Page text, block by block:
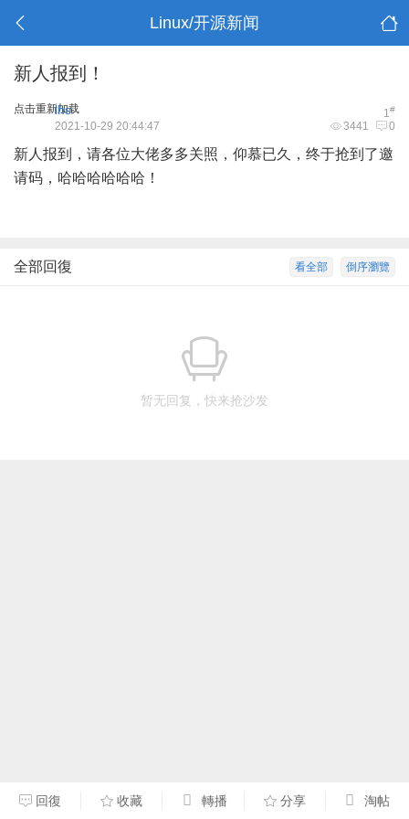
Linux/开源新闻
新人报到！
点击重新加载 1#
lhs
3441 0
2021-10-29 20:44:47
新人报到，请各位大佬多多关照，仰慕已久，终于抢到了邀
请码，哈哈哈哈哈哈！
倒序瀏覽
看全部
全部回復
暂无回复，快来抢沙发
回復 收藏 轉播 分享 淘帖